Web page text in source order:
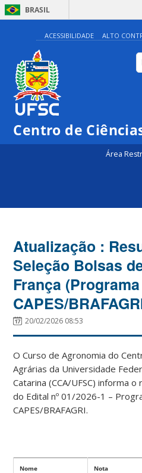
BRASIL
ACESSIBILIDADE ALTO
Centro de
Área
Atualização :
Seleção Bolsas
França (Programa
CAPES/
20/02/2026 08:53
O Curso de Agronomia do
Agrárias da Universidade
Catarina (CCA/UFSC) informa
do Edital nº 01/2026-1 –
CAPES/BRAFAGRI.
Nome Nota